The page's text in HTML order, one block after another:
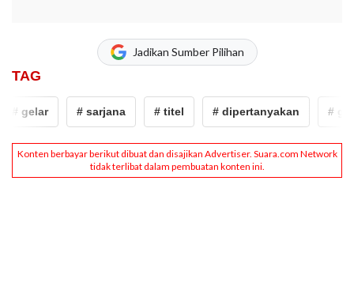
Jadikan Sumber Pilihan
TAG
# sarjana # titel # dipertanyakan # gelar